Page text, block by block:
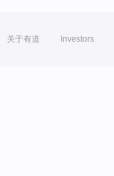
关于有道 Investors